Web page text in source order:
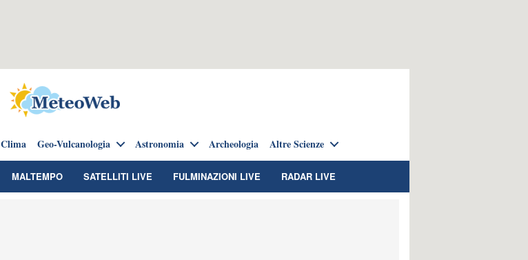
Clima Geo-Vulcanologia Astronomia Archeologia Altre Scienze
MALTEMPO SATELLITI LIVE FULMINAZIONI LIVE RADAR LIVE